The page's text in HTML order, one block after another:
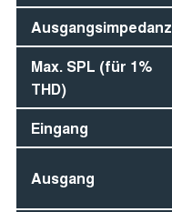
Ausgangsimpedanz
Max. SPL (für 1%
THD)
Eingang
Ausgang